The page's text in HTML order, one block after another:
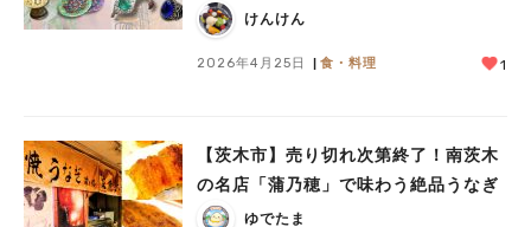
けんけん
2026年4月25日 食・料理 1
【茨木市】売り切れ次第終了！南茨木
の名店「蒲乃穂」で味わう絶品うなぎ
ゆでたま